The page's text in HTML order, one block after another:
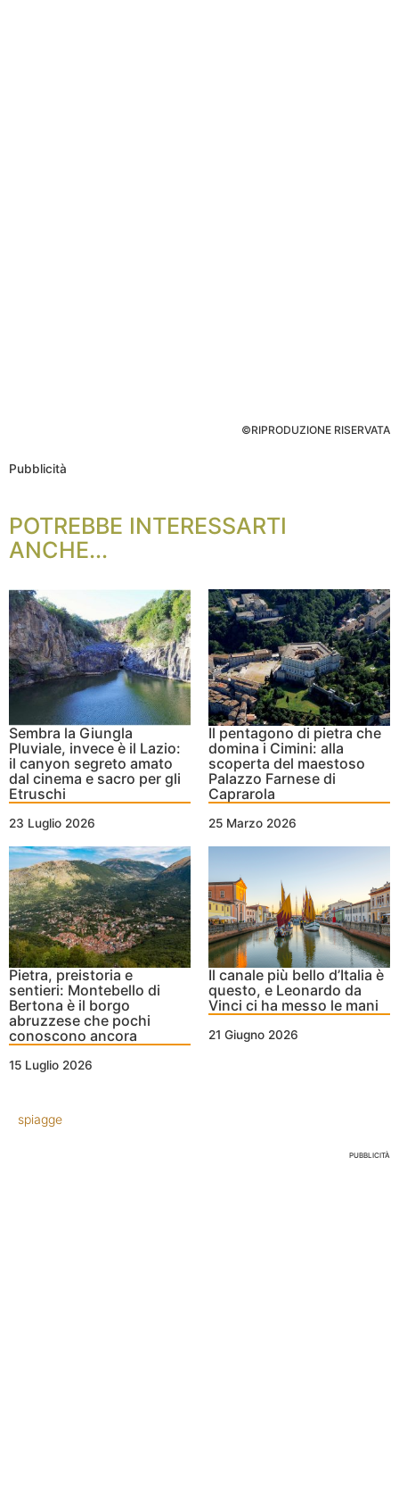
©RIPRODUZIONE RISERVATA
Pubblicità
POTREBBE INTERESSARTI
ANCHE...
Sembra la Giungla
Pluviale, invece è il Lazio:
il canyon segreto amato
dal cinema e sacro per gli
Etruschi
23 Luglio 2026
Il pentagono di pietra che
domina i Cimini: alla
scoperta del maestoso
Palazzo Farnese di
Caprarola
25 Marzo 2026
Pietra, preistoria e
sentieri: Montebello di
Bertona è il borgo
abruzzese che pochi
conoscono ancora
15 Luglio 2026
Il canale più bello d’Italia è
questo, e Leonardo da
Vinci ci ha messo le mani
21 Giugno 2026
spiagge
PUBBLICITÀ